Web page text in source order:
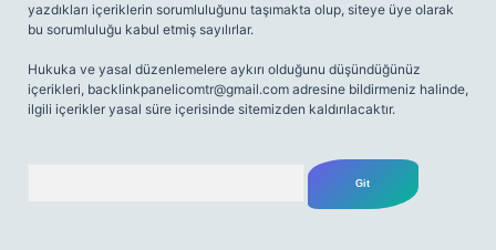
yazdıkları içeriklerin sorumluluğunu taşımakta olup, siteye üye olarak
bu sorumluluğu kabul etmiş sayılırlar.
Hukuka ve yasal düzenlemelere aykırı olduğunu düşündüğünüz
içerikleri, backlinkpanelicomtr@gmail.com adresine bildirmeniz halinde,
ilgili içerikler yasal süre içerisinde sitemizden kaldırılacaktır.